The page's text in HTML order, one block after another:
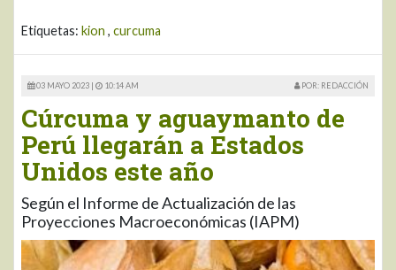
Etiquetas: kion , curcuma
03 MAYO 2023 | 10:14 AM POR: REDACCIÓN
Cúrcuma y aguaymanto de
Perú llegarán a Estados
Unidos este año
Según el Informe de Actualización de las
Proyecciones Macroeconómicas (IAPM)